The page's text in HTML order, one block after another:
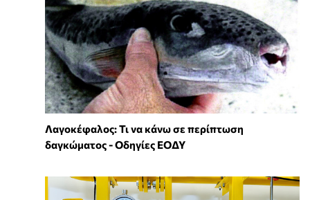
Λαγοκέφαλος: Τι να κάνω σε περίπτωση
δαγκώματος - Οδηγίες ΕΟΔΥ